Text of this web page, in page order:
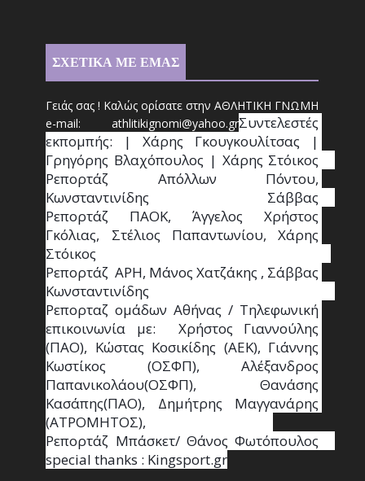
ΣΧΕΤΙΚΑ ΜΕ ΕΜΑΣ
Γειάς σας ! Καλώς ορίσατε στην ΑΘΛΗΤΙΚΗ ΓΝΩΜΗ
e-mail: athlitikignomi@yahoo.grΣυντελεστές
εκπομπής: | Χάρης Γκουγκουλίτσας |
Γρηγόρης Βλαχόπουλος | Χάρης Στόικος
Ρεπορτάζ Απόλλων Πόντου,
Κωνσταντινίδης   Σάββας
Ρεπορτάζ ΠΑΟΚ, Άγγελος Χρήστος
Γκόλιας, Στέλιος Παπαντωνίου, Χάρης
Στόικος
Ρεπορτάζ  ΑΡΗ, Μάνος Χατζάκης , Σάββας
Κωνσταντινίδης
Ρεπορταζ ομάδων Αθήνας / Τηλεφωνική
επικοινωνία με:  Χρήστος Γιαννούλης
(ΠΑΟ), Κώστας Κοσικίδης (ΑΕΚ), Γιάννης
Κωστίκος (ΟΣΦΠ), Αλέξανδρος
Παπανικολάου(ΟΣΦΠ), Θανάσης
Κασάπης(ΠΑΟ), Δημήτρης Μαγγανάρης
(ΑΤΡΟΜΗΤΟΣ),
Ρεπορτάζ Μπάσκετ/ Θάνος Φωτόπουλος
special thanks : Κingsport.gr